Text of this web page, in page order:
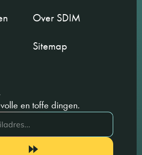
Over SDIM
Sitemap
en toffe dingen.